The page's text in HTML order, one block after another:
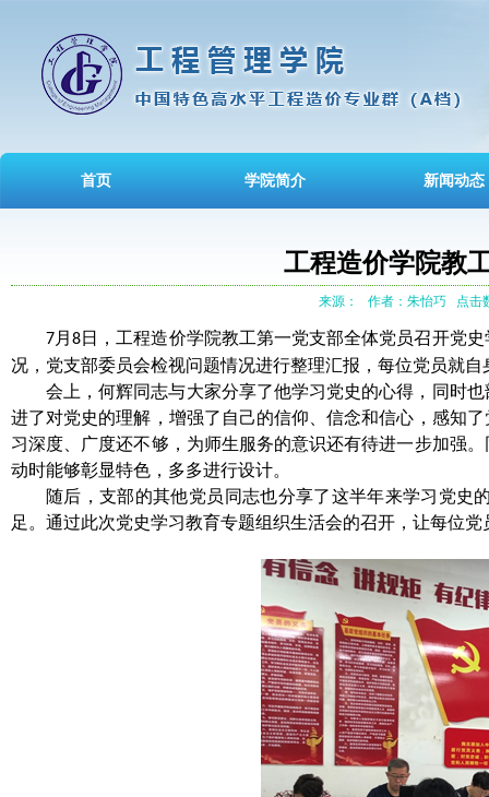
首页 学院简介 新闻动态
工程造价学院教
来源： 作者：朱怡巧 点击
7月8日，工程造价学院教工第一党支部全体党员召开党
况，党支部委员会检视问题情况进行整理汇报，每位党员就
会上，何辉同志与大家分享了他学习党史的心得，同时
进了对党史的理解，增强了自己的信仰、信念和信心，感知
习深度、广度还不够，为师生服务的意识还有待进一步加强
动时能够彰显特色，多多进行设计。
随后，支部的其他党员同志也分享了这半年来学习党史
足。通过此次党史学习教育专题组织生活会的召开，让每位